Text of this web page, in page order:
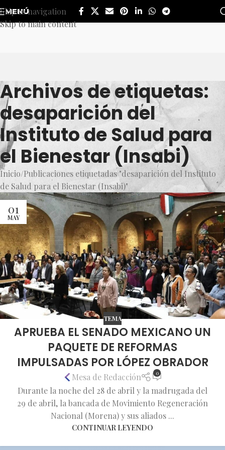
Skip to navigation
Skip to main content
MENÚ
Archivos de etiquetas:
desaparición del
Instituto de Salud para
el Bienestar (Insabi)
Inicio Publicaciones etiquetadas "desaparición del Instituto
de Salud para el Bienestar (Insabi)"
01
MAY
TEMA
APRUEBA EL SENADO MEXICANO UN
PAQUETE DE REFORMAS
IMPULSADAS POR LÓPEZ OBRADOR
Mesa de Redacción 0
Durante la noche del 28 de abril y la madrugada del
29 de abril, la bancada de Movimiento Regeneración
Nacional (Morena) y sus aliados ...
CONTINUAR LEYENDO